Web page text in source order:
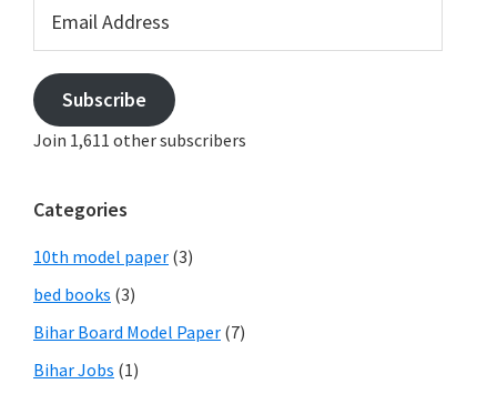
Address
Subscribe
Join 1,611 other subscribers
Categories
10th model paper (3)
bed books (3)
Bihar Board Model Paper (7)
Bihar Jobs (1)